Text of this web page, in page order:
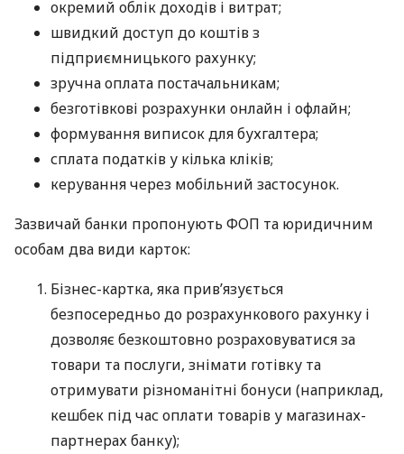
окремий облік доходів і витрат;
швидкий доступ до коштів з
підприємницького рахунку;
зручна оплата постачальникам;
безготівкові розрахунки онлайн і офлайн;
формування виписок для бухгалтера;
сплата податків у кілька кліків;
керування через мобільний застосунок.
Зазвичай банки пропонують ФОП та юридичним
особам два види карток:
Бізнес-картка, яка прив’язується
безпосередньо до розрахункового рахунку і
дозволяє безкоштовно розраховуватися за
товари та послуги, знімати готівку та
отримувати різноманітні бонуси (наприклад,
кешбек під час оплати товарів у магазинах-
партнерах банку);